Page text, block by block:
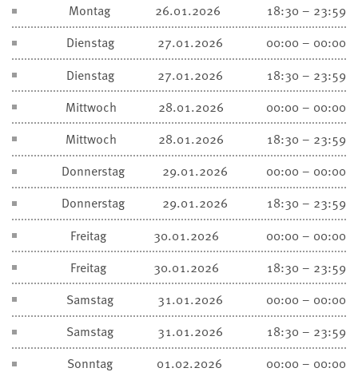
Montag
26.01.2026
18:30 – 23:59
Dienstag
27.01.2026
00:00 – 00:00
Dienstag
27.01.2026
18:30 – 23:59
Mittwoch
28.01.2026
00:00 – 00:00
Mittwoch
28.01.2026
18:30 – 23:59
Donnerstag
29.01.2026
00:00 – 00:00
Donnerstag
29.01.2026
18:30 – 23:59
Freitag
30.01.2026
00:00 – 00:00
Freitag
30.01.2026
18:30 – 23:59
Samstag
31.01.2026
00:00 – 00:00
Samstag
31.01.2026
18:30 – 23:59
Sonntag
01.02.2026 00:00 – 00:00